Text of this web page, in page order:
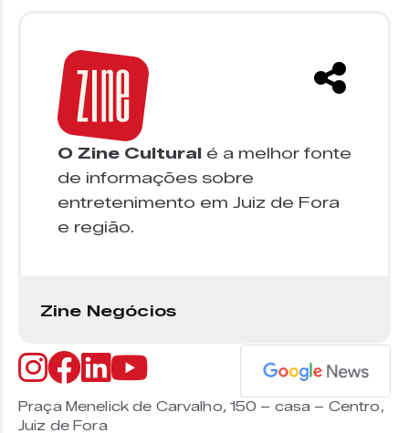
O Zine Cultural é a melhor fonte
de informações sobre
entretenimento em Juiz de Fora
e região.
Zine Negócios
Praça Menelick de Carvalho, 150 – casa – Centro,
Juiz de Fora